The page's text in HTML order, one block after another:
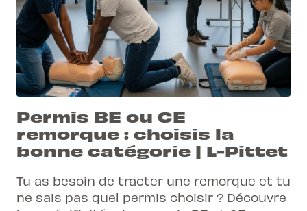
Permis BE ou CE
remorque : choisis la
bonne catégorie | L-Pittet
Tu as besoin de tracter une remorque et tu
ne sais pas quel permis choisir ? Découvre